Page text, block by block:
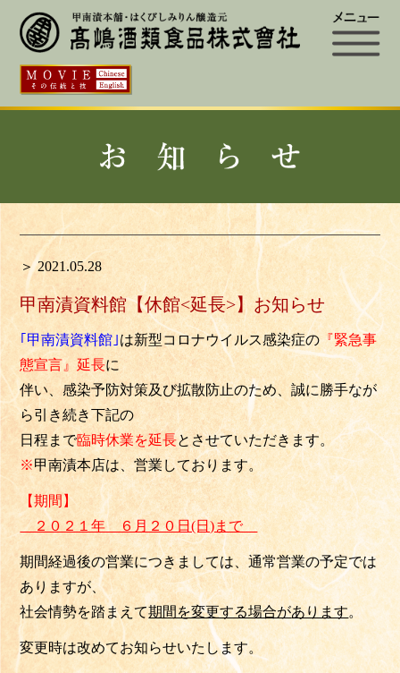
＞ 2021.05.28
甲南漬資料館【休館<延長>】お知らせ
｢甲南漬資料館｣は新型コロナウイルス感染症の『緊急事
態宣言』延長に
伴い、感染予防対策及び拡散防止のため、誠に勝手なが
ら引き続き下記の
日程まで臨時休業を延長とさせていただきます。
※甲南漬本店は、営業しております。
【期間】
２０２１年 ６月２０日(日)まで
期間経過後の営業につきましては、通常営業の予定では
ありますが、
社会情勢を踏まえて期間を変更する場合があります。
変更時は改めてお知らせいたします。